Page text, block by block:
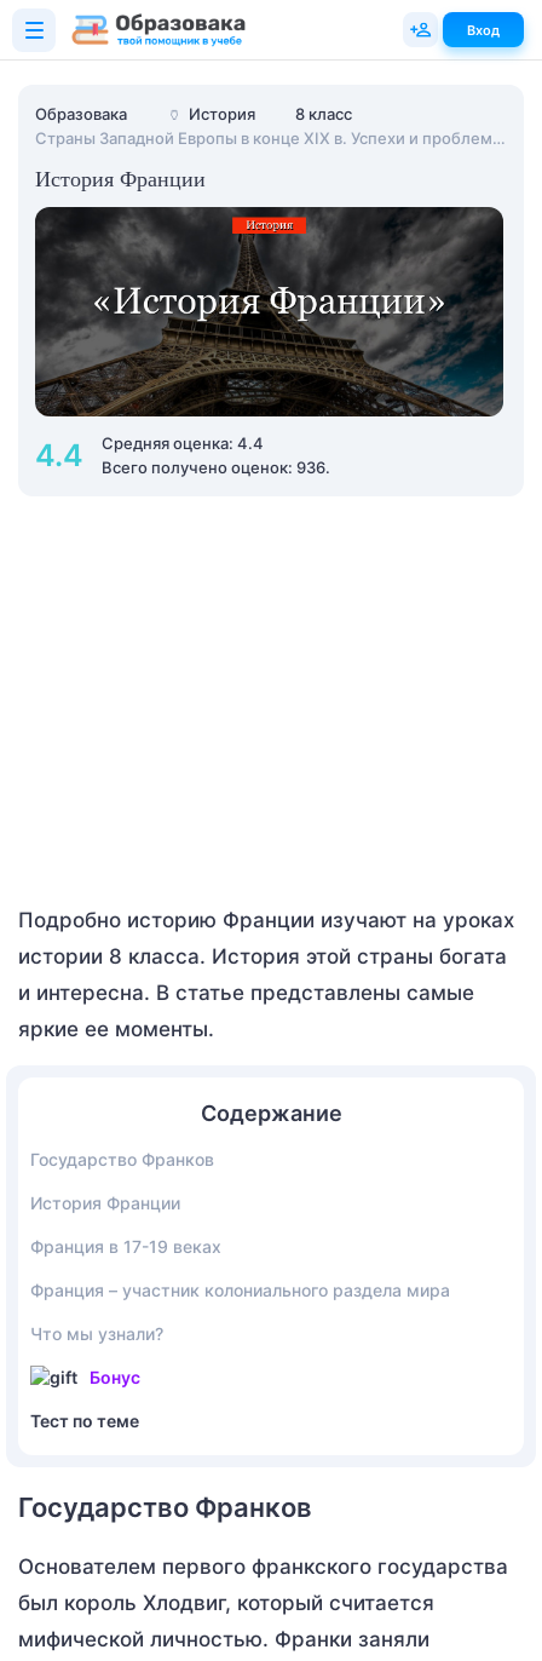
Образовака 🏺 История
8 класс
Страны Западной Европы в конце XIX в. Успехи и проблемы индустриального общества
История Франции
4.4
Средняя оценка: 4.4
Всего получено оценок: 936.
Подробно историю Франции изучают на уроках
истории 8 класса. История этой страны богата
и интересна. В статье представлены самые
яркие ее моменты.
Содержание
Государство Франков
История Франции
Франция в 17-19 веках
Франция – участник колониального раздела мира
Что мы узнали?
Бонус
Тест по теме
Государство Франков
Основателем первого франкского государства
был король Хлодвиг, который считается
мифической личностью. Франки заняли
Вход